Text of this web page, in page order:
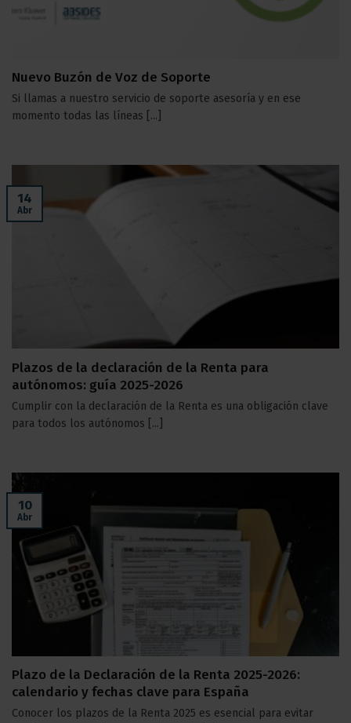
Nuevo Buzón de Voz de Soporte
Si llamas a nuestro servicio de soporte asesoría y en ese
momento todas las líneas [...]
Plazos de la declaración de la Renta para
autónomos: guía 2025-2026
Cumplir con la declaración de la Renta es una obligación clave
para todos los autónomos [...]
14
Abr
Plazo de la Declaración de la Renta 2025-2026:
calendario y fechas clave para España
Conocer los plazos de la Renta 2025 es esencial para evitar
10
Abr